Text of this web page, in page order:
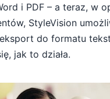
i PDF – a teraz, w
StyleVision
do formatu
jak to działa.